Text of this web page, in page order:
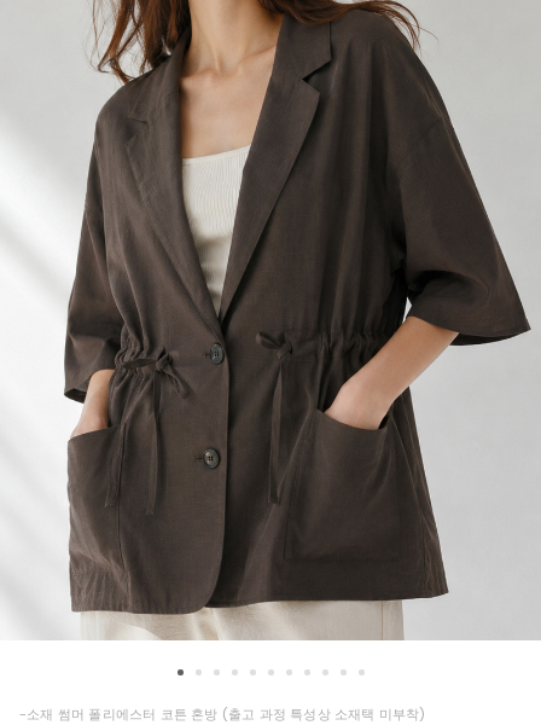
-소재 썸머 폴리에스터 코튼 혼방 (출고 과정 특성상 소재택 미부착)